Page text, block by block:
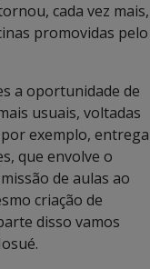
cada vez mais,
promovidas pelo
a oportunidade de
usuais, voltadas
exemplo, entrega
que envolve o
de aulas ao
criação de
disso vamos